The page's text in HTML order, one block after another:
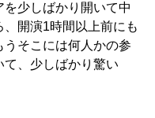
を少しばかり開いて中
、開演1時間以上前にも
うそこには何人かの参
て、少しばかり驚い